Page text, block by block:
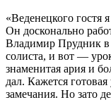
«Веденецкого гостя
Он досконально
Владимир Прудник
солиста, и вот —
знаменитая ария и
дал. Кажется
замечания. Но зато